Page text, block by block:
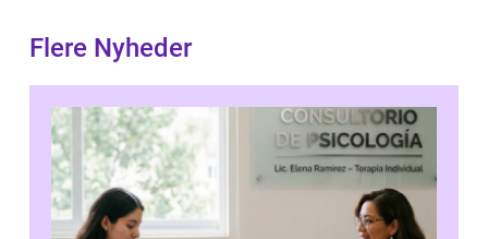
Flere Nyheder